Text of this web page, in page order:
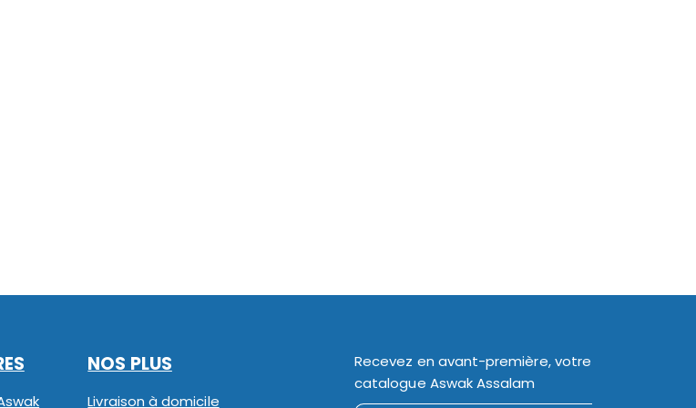
NOS PLUS
Livraison à domicile
Recevez en avant-première, votre
catalogue Aswak Assalam